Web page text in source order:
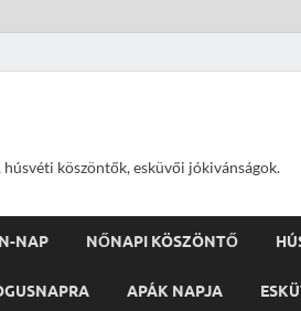
köszöntők, esküvői jókivánságok.
NAP NŐNAPI KÖSZÖNTŐ
APÁK NAPJA